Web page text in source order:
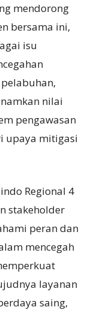
mendorong
bersama ini,
isu
nilai
pengawasan
upaya mitigasi
Regional 4
stakeholder
peran dan
mencegah
layanan
saing,